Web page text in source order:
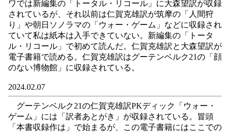
ワでは新編集の「トータル・リコール」に大森望訳が収録
されているが、それ以前は仁賀克雄訳が筑摩の「人間狩
り」や朝日ソノラマの「ウォー・ゲーム」などに収録され
ていて私は紙本は入手できていない。新編集の「トータ
ル・リコール」で初めて読んだ。仁賀克雄訳と大森望訳が
電子書籍で読める。仁賀克雄訳はグーテンベルク21の「顔
のない博物館」に収録されている。
2024.02.07
グーテンベルク21の仁賀克雄訳PKディック「ウォー・
ゲーム」には「訳者あとがき」が収録されている。冒頭
「本書収録作は」で始まるが、この電子書籍にはここでの